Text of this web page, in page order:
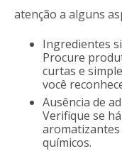
atenção a alguns
Ingredientes
Procure
curtas e
você
Ausência de
Verifique se
químicos.